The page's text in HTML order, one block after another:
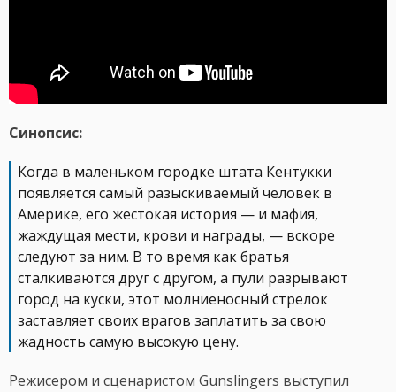
Синопсис:
Когда в маленьком городке штата Кентукки
появляется самый разыскиваемый человек в
Америке, его жестокая история — и мафия,
жаждущая мести, крови и награды, — вскоре
следуют за ним. В то время как братья
сталкиваются друг с другом, а пули разрывают
город на куски, этот молниеносный стрелок
заставляет своих врагов заплатить за свою
жадность самую высокую цену.
Режисером и сценаристом Gunslingers выступил